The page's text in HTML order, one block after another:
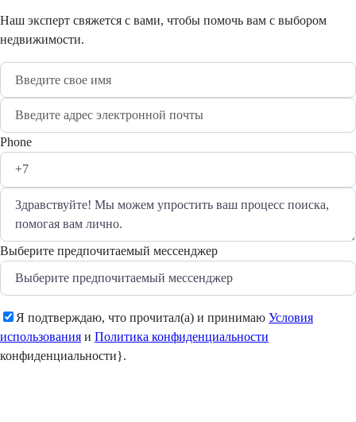
Наш эксперт свяжется с вами, чтобы помочь вам с выбором
недвижимости.
Phone
Выберите предпочитаемый мессенджер
Я подтверждаю, что прочитал(а) и принимаю Условия
использования и Политика конфиденциальности
конфиденциальности}.